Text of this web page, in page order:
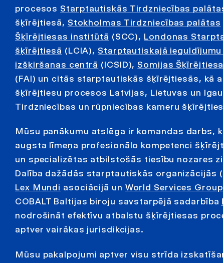
procesos Starptautiskās Tirdzniecības
šķīrējtiesā, Stokholmas Tirdzniecības palātas
Šķīrējtiesas institūtā (SCC), Londonas
šķīrējtiesā (LCIA), Starptautiskajā
izšķiršanas centrā (ICSID), Somijas
(FAI) un citās starptautiskās šķīrējtiesās, kā
šķīrējtiesu procesos Latvijas, Lietuvas un
Tirdzniecības un rūpniecības kameru
Mūsu panākumu atslēga ir komandas darbs,
augsta līmeņa profesionālo kompetenci
un specializētas atbilstošās tiesību nozares
Dalība dažādās starptautiskās organizācijās
Lex Mundi asociācijā un World Services Group
COBALT Baltijas biroju savstarpējā sadarbība
nodrošināt efektīvu atbalstu šķīrējtiesas
aptver vairākas jurisdikcijas.
Mūsu pakalpojumi aptver visu strīda